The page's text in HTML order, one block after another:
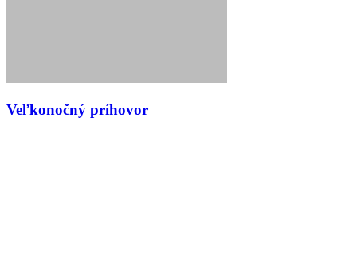
Veľkonočný príhovor